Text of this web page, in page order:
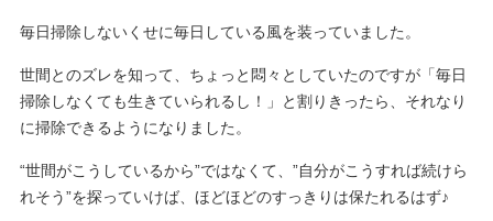
毎日掃除しないくせに毎日している風を装っていました。
世間とのズレを知って、ちょっと悶々としていたのですが「毎日
掃除しなくても生きていられるし！」と割りきったら、それなり
に掃除できるようになりました。
“世間がこうしているから”ではなくて、”自分がこうすれば続けら
れそう”を探っていけば、ほどほどのすっきりは保たれるはず♪